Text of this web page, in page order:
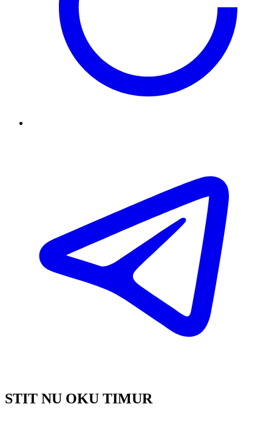
STIT NU OKU TIMUR